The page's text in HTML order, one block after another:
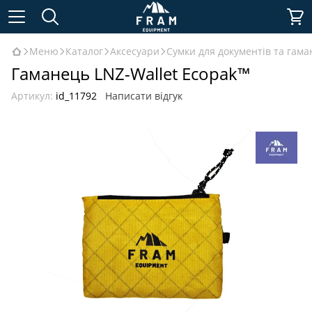
Меню Каталог Аксесуари Сумки для документів та
Гаманець LNZ-Wallet Ecopak™
Артикул: id_11792 Написати відгук